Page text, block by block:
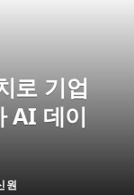
로 기업
AI 데이
원